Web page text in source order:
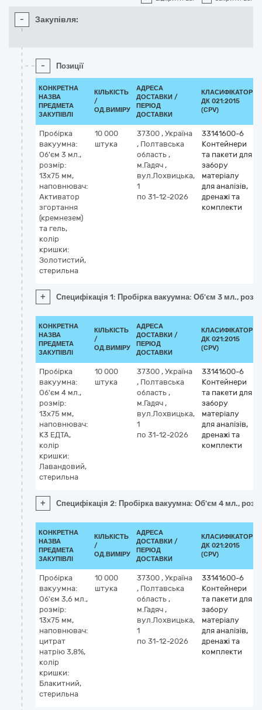
- Закупівля:
- Позиції
КОНКРЕТНА
НАЗВА
ПРЕДМЕТА
ЗАКУПІВЛІ
КІЛЬКІСТЬ
/
ОД.ВИМІРУ
АДРЕСА
ДОСТАВКИ /
ПЕРІОД
ДОСТАВКИ
КЛАСИФІКАТОР
ДК 021:2015
(CPV)
Пробірка
вакуумна:
Об'єм 3 мл.,
розмір:
13х75 мм,
наповнювач:
Активатор
згортання
(кремнезем)
та гель,
колір
кришки:
Золотистий,
стерильна
10 000
штука
37300 , Україна
, Полтавська
область ,
м.Гадяч ,
вул.Лохвицька,
1
по 31-12-2026
33141600-6
Контейнери
та пакети для
забору
матеріалу
для аналізів,
дренажі та
комплекти
+ Специфікація 1: Пробірка вакуумна: Об'єм 3 мл.,
КОНКРЕТНА
НАЗВА
ПРЕДМЕТА
ЗАКУПІВЛІ
КІЛЬКІСТЬ
/
ОД.ВИМІРУ
АДРЕСА
ДОСТАВКИ /
ПЕРІОД
ДОСТАВКИ
КЛАСИФІКАТОР
ДК 021:2015
(CPV)
Пробірка
вакуумна:
Об'єм 4 мл.,
розмір:
13х75 мм,
наповнювач:
К3 ЕДТА,
колір
кришки:
Лавандовий,
стерильна
10 000
штука
37300 , Україна
, Полтавська
область ,
м.Гадяч ,
вул.Лохвицька,
1
по 31-12-2026
33141600-6
Контейнери
та пакети для
забору
матеріалу
для аналізів,
дренажі та
комплекти
+ Специфікація 2: Пробірка вакуумна: Об'єм 4 мл.,
КОНКРЕТНА
НАЗВА
ПРЕДМЕТА
ЗАКУПІВЛІ
КІЛЬКІСТЬ
/
ОД.ВИМІРУ
АДРЕСА
ДОСТАВКИ /
ПЕРІОД
ДОСТАВКИ
КЛАСИФІКАТОР
ДК 021:2015
(CPV)
Пробірка
вакуумна:
Об'єм 3,6 мл.,
розмір:
13х75 мм,
наповнювач:
цитрат
натрію 3,8%,
колір
кришки:
Блакитний,
стерильна
10 000
штука
37300 , Україна
, Полтавська
область ,
м.Гадяч ,
вул.Лохвицька,
1
по 31-12-2026
33141600-6
Контейнери
та пакети для
забору
матеріалу
для аналізів,
дренажі та
комплекти